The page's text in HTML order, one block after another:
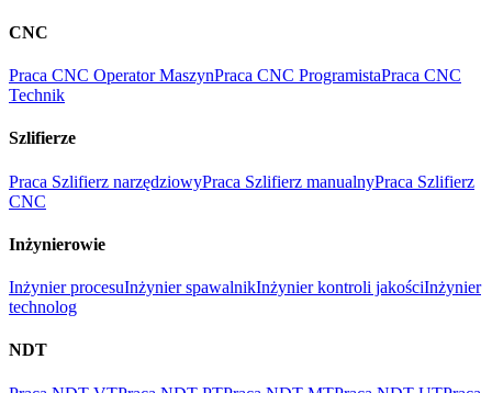
CNC
Praca CNC Operator MaszynPraca CNC ProgramistaPraca CNC
Technik
Szlifierze
Praca Szlifierz narzędziowyPraca Szlifierz manualnyPraca Szlifierz
CNC
Inżynierowie
Inżynier procesuInżynier spawalnikInżynier kontroli jakościInżynier
technolog
NDT